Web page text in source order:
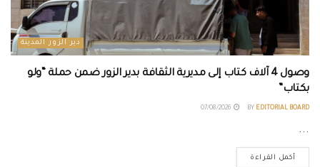
دير الزور المدينة
وصول 4 آلاف كتاب إلى مديرية الثقافة بدير الزور ضمن حملة “ولو
بكتاب”
BY EDITORIAL BOARD
...
أكمل القراءة